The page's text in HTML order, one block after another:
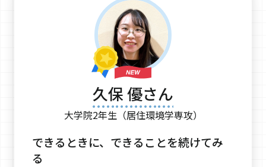
久保 優さん
大学院2年生（居住環境学専攻）
できるときに、できることを続けてみ
る